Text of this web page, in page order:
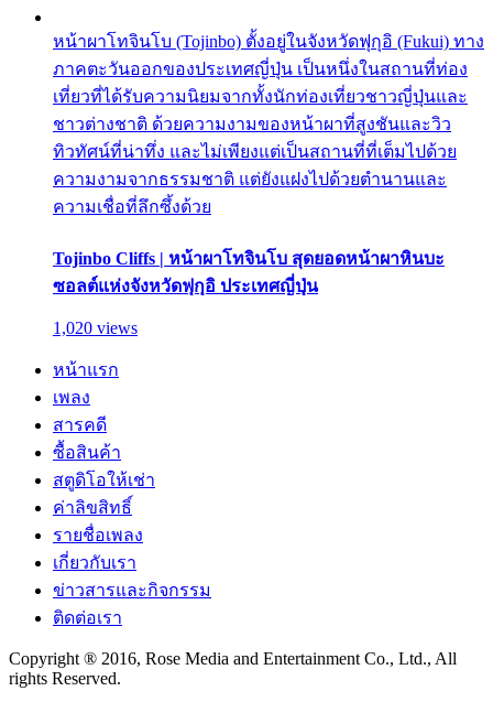
หน้าผาโทจินโบ (Tojinbo) ตั้งอยู่ในจังหวัดฟุกุอิ (Fukui) ทาง
ภาคตะวันออกของประเทศญี่ปุ่น เป็นหนึ่งในสถานที่ท่อง
เที่ยวที่ได้รับความนิยมจากทั้งนักท่องเที่ยวชาวญี่ปุ่นและ
ชาวต่างชาติ ด้วยความงามของหน้าผาที่สูงชันและวิว
ทิวทัศน์ที่น่าทึ่ง และไม่เพียงแต่เป็นสถานที่ที่เต็มไปด้วย
ความงามจากธรรมชาติ แต่ยังแฝงไปด้วยตำนานและ
ความเชื่อที่ลึกซึ้งด้วย
Tojinbo Cliffs | หน้าผาโทจินโบ สุดยอดหน้าผาหินบะ
ซอลต์แห่งจังหวัดฟุกุอิ ประเทศญี่ปุ่น
1,020 views
หน้าแรก
เพลง
สารคดี
ซื้อสินค้า
สตูดิโอให้เช่า
ค่าลิขสิทธิ์
รายชื่อเพลง
เกี่ยวกับเรา
ข่าวสารและกิจกรรม
ติดต่อเรา
Copyright ® 2016, Rose Media and Entertainment Co., Ltd., All
rights Reserved.